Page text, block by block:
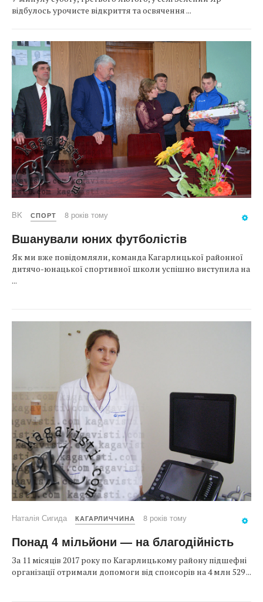
відбулось урочисте відкриття та освячення ...
BK СПОРТ 8 років тому
Вшанували юних футболістів
Як ми вже повідомляли, команда Кагарлицької районної
дитячо-юнацької спортивної школи успішно виступила на
...
Наталія Сигида КАГАРЛИЧЧИНА 8 років тому
Понад 4 мільйони — на благодійність
За 11 місяців 2017 року по Кагарлицькому району підшефні
організації отримали допомоги від спонсорів на 4 млн 529 ...